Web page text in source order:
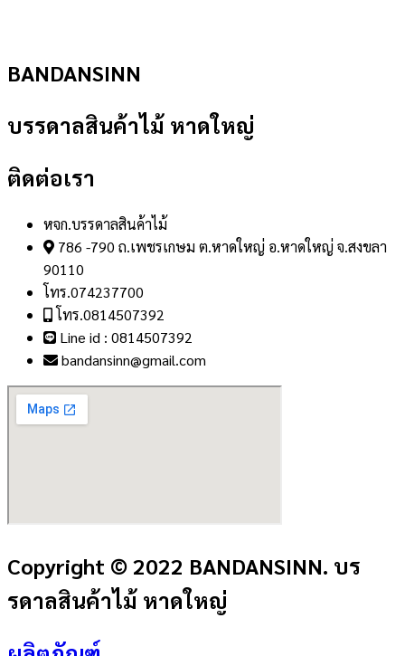
BANDANSINN
บรรดาลสินค้าไม้ หาดใหญ่
ติดต่อเรา
หจก.บรรดาลสินค้าไม้
786 -790 ถ.เพชรเกษม ต.หาดใหญ่ อ.หาดใหญ่ จ.สงขลา
90110
โทร.074237700
โทร.0814507392
Line id : 0814507392
bandansinn@gmail.com
Copyright © 2022 BANDANSINN. บร
รดาลสินค้าไม้ หาดใหญ่